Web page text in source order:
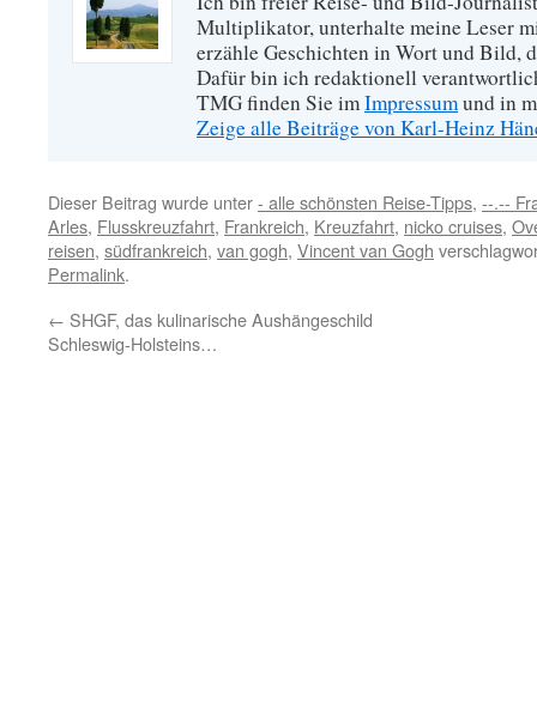
Multiplikator, unterhalte meine Leser
erzähle Geschichten in Wort und Bild,
Dafür bin ich redaktionell
TMG finden Sie imImpressumund in
Zeige alle Beiträge von Karl-Heinz
Dieser Beitrag wurde unter- alle schönsten Reise-Tipps, --.--
Arles, Flusskreuzfahrt, Frankreich, Kreuzfahrt, nicko cruises,
reisen, südfrankreich, van gogh, Vincent van Gogh
Permalink.
← SHGF, das kulinarische Aushängeschild
Schleswig-Holsteins…